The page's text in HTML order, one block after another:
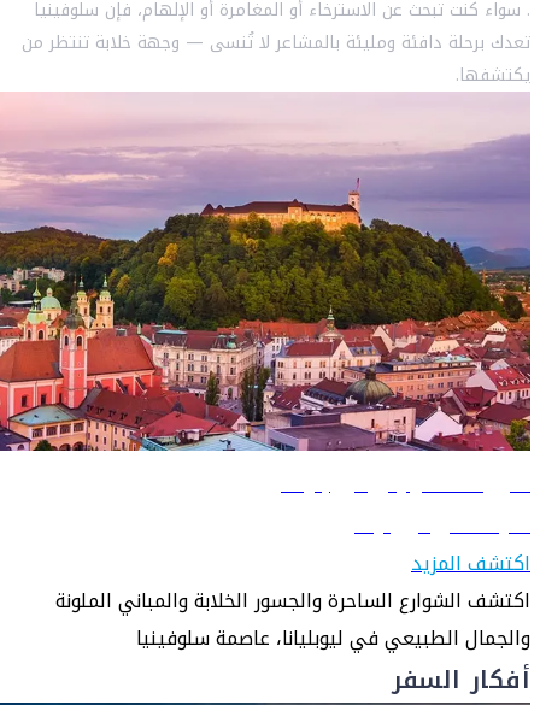
. سواء كنت تبحث عن الاسترخاء أو المغامرة أو الإلهام، فإن سلوفينيا
تعدك برحلة دافئة ومليئة بالمشاعر لا تُنسى — وجهة خلابة تنتظر من
يكتشفها.
دليل السفر إلى ليوبليانا
تعرّف على ليوبليانا
اكتشف المزيد
اكتشف الشوارع الساحرة والجسور الخلابة والمباني الملونة
والجمال الطبيعي في ليوبليانا، عاصمة سلوفينيا
أفكار السفر